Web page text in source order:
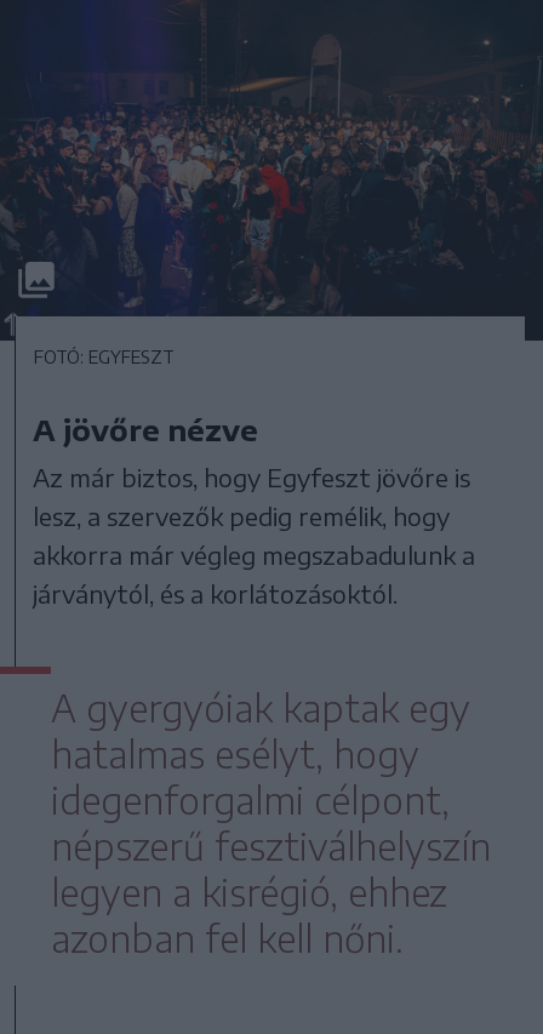
FOTÓ: EGYFESZT
A jövőre nézve
Az már biztos, hogy Egyfeszt jövőre is
lesz, a szervezők pedig remélik, hogy
akkorra már végleg megszabadulunk a
járványtól, és a korlátozásoktól.
A gyergyóiak kaptak egy
hatalmas esélyt, hogy
idegenforgalmi célpont,
népszerű fesztiválhelyszín
legyen a kisrégió, ehhez
azonban fel kell nőni.